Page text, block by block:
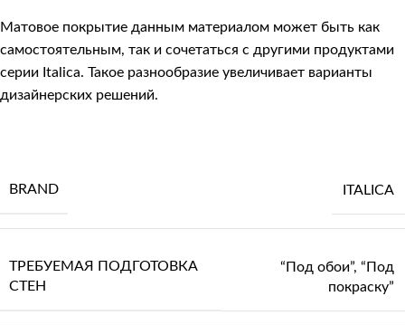
Матовое покрытие данным материалом может быть как
самостоятельным, так и сочетаться с другими продуктами
серии Italica. Такое разнообразие увеличивает варианты
дизайнерских решений.
BRAND ITALICA
ТРЕБУЕМАЯ ПОДГОТОВКА
СТЕН
“Под обои”, “Под
покраску”